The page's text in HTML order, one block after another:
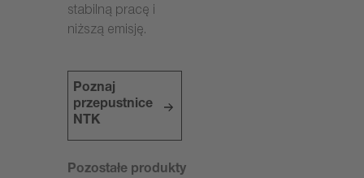
stabilną pracę i
niższą emisję.
Poznaj
przepustnice
NTK
Pozostałe produkty